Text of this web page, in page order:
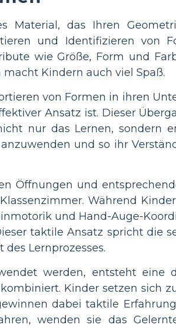
Material, das Ihren
und Identifizieren von
wie Größe, Form und
Kindern auch viel Spaß.
von Formen in ihren
Ansatz ist. Dieser
nur das Lernen, sondern
und so ihr
Öffnungen und
Während
und Hand-Auge-
taktile Ansatz spricht die
Lernprozesses.
werden, entsteht eine
Kinder setzen sich
dabei taktile
wenden sie das